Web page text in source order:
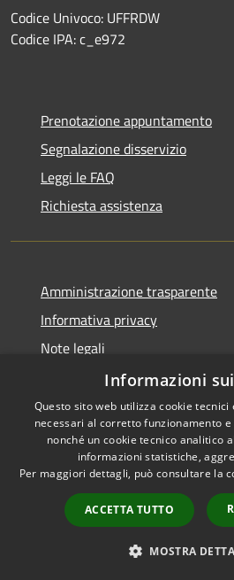
Codice Univoco: UFFRDW
Codice IPA: c_e972
Prenotazione appuntamento
Segnalazione disservizio
Leggi le FAQ
Richiesta assistenza
Amministrazione trasparente
Informativa privacy
Note legali
Dichiarazione di accessibilità
RSS
Accessibilità
Informazioni
Questo sito web utilizza cookie
necessari al corretto funzionamento
nonché un cookie tecnico analitico
informazioni statistiche,
Per maggiori dettagli, può consultare la
ACCETTA TUTTO
MOSTRA